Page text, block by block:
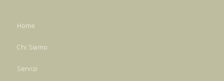
Home
Chi Siamo
Servizi